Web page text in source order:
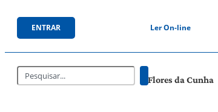
ENTRAR Ler On-line
Flores da Cunha